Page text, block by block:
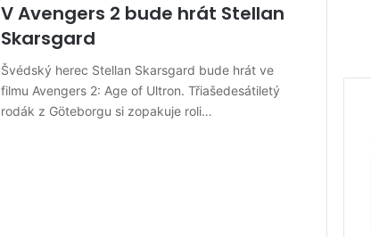
V Avengers 2 bude hrát Stellan
Skarsgard
Švédský herec Stellan Skarsgard bude hrát ve
filmu Avengers 2: Age of Ultron. Třiašedesátiletý
rodák z Göteborgu si zopakuje roli…